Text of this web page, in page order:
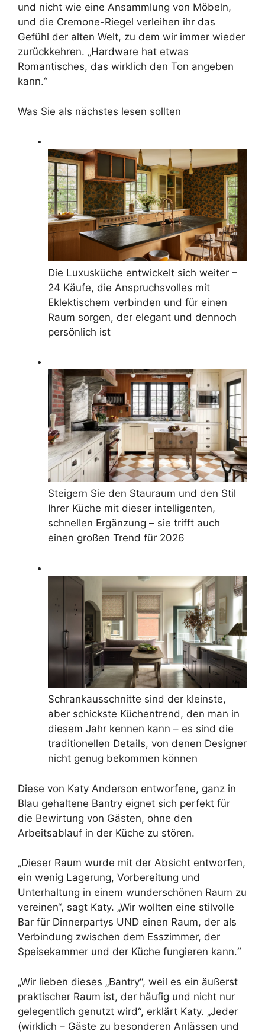
und nicht wie eine Ansammlung von Möbeln,
und die Cremone-Riegel verleihen ihr das
Gefühl der alten Welt, zu dem wir immer wieder
zurückkehren. „Hardware hat etwas
Romantisches, das wirklich den Ton angeben
kann.“
Was Sie als nächstes lesen sollten
Die Luxusküche entwickelt sich weiter –
24 Käufe, die Anspruchsvolles mit
Eklektischem verbinden und für einen
Raum sorgen, der elegant und dennoch
persönlich ist
Steigern Sie den Stauraum und den Stil
Ihrer Küche mit dieser intelligenten,
schnellen Ergänzung – sie trifft auch
einen großen Trend für 2026
Schrankausschnitte sind der kleinste,
aber schickste Küchentrend, den man in
diesem Jahr kennen kann – es sind die
traditionellen Details, von denen Designer
nicht genug bekommen können
Diese von Katy Anderson entworfene, ganz in
Blau gehaltene Bantry eignet sich perfekt für
die Bewirtung von Gästen, ohne den
Arbeitsablauf in der Küche zu stören.
„Dieser Raum wurde mit der Absicht entworfen,
ein wenig Lagerung, Vorbereitung und
Unterhaltung in einem wunderschönen Raum zu
vereinen“, sagt Katy. „Wir wollten eine stilvolle
Bar für Dinnerpartys UND einen Raum, der als
Verbindung zwischen dem Esszimmer, der
Speisekammer und der Küche fungieren kann.“
„Wir lieben dieses „Bantry“, weil es ein äußerst
praktischer Raum ist, der häufig und nicht nur
gelegentlich genutzt wird“, erklärt Katy. „Jeder
(wirklich – Gäste zu besonderen Anlässen und